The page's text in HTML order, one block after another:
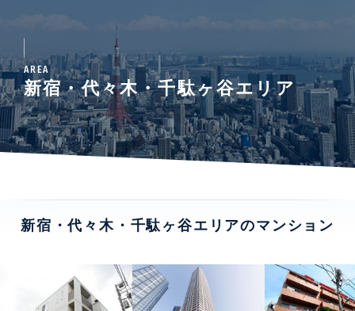
AREA
新宿・代々木・千駄ヶ谷エリア
新宿・代々木・千駄ヶ谷エリアのマンション